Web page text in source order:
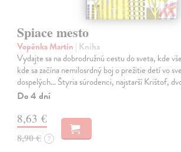
Spiace mesto
Vopěnka Martin | Kniha
Vydajte sa na dobrodružnú cestu do sveta, kde
kde sa začína nemilosrdný boj o prežitie detí vo
dospelých... Štyria súrodenci, najstarší Krištof,
Do 4 dní
8,63 €
8,90 € ?